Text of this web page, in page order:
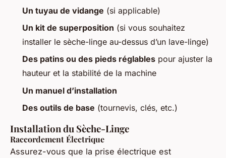
Un tuyau de vidange (si applicable)
Un kit de superposition (si vous souhaitez
installer le sèche-linge au-dessus d’un lave-linge)
Des patins ou des pieds réglables pour ajuster la
hauteur et la stabilité de la machine
Un manuel d’installation
Des outils de base (tournevis, clés, etc.)
Installation du Sèche-Linge
Raccordement Électrique
Assurez-vous que la prise électrique est